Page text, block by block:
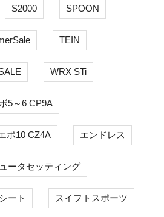
S2000 SPOON
TEIN
WRX STi
5～6 CP9A
ボ10 CZ4A エンドレス
ータセッティング
シート スイフトスポーツ